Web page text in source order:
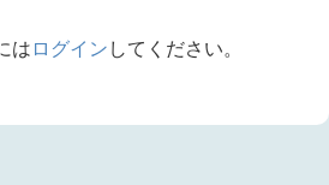
は ログイン してください。